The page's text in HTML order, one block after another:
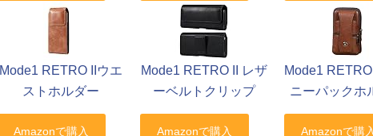
Mode1 RETRO IIウエ
ストホルダー
Mode1 RETRO II レザ
ーベルトクリップ
Mode1
ニーパックホ